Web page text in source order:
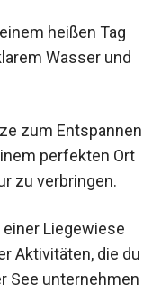
heißen Tag
Wasser und
zum Entspannen
perfekten Ort
zu verbringen.
Liegewiese
Aktivitäten, die du
See unternehmen